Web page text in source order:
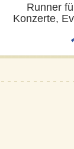
Runner
Konzerte,